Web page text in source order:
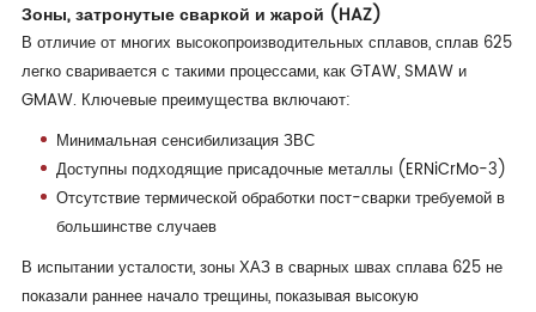
Зоны, затронутые сваркой и жарой (HAZ)
В отличие от многих высокопроизводительных сплавов, сплав 625
легко сваривается с такими процессами, как GTAW, SMAW и
GMAW. Ключевые преимущества включают:
Минимальная сенсибилизация ЗВС
Доступны подходящие присадочные металлы (ERNiCrMo-3)
Отсутствие термической обработки пост-сварки требуемой в
большинстве случаев
В испытании усталости, зоны ХАЗ в сварных швах сплава 625 не
показали раннее начало трещины, показывая высокую